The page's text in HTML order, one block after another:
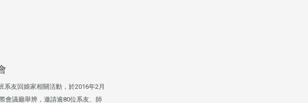
回娘家相關活動，於2016年2月
會議廳舉辨，邀請逾80位系友、師